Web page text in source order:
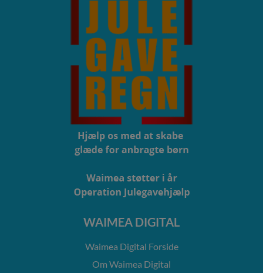
WAIMEA DIGITAL
Waimea Digital Forside
Om Waimea Digital